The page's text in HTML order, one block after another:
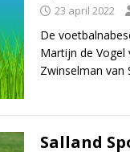
23 april 2022
De
Martijn de Vogel
Zwinselman van
Salland